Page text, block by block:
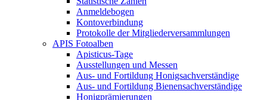
Anmeldebogen
Kontoverbindung
Protokolle der Mitgliederversammlungen
APIS Fotoalben
Apisticus-Tage
Ausstellungen und Messen
Aus- und Fortildung Honigsachverständige
Aus- und Fortildung Bienensachverständige
Honigprämierungen